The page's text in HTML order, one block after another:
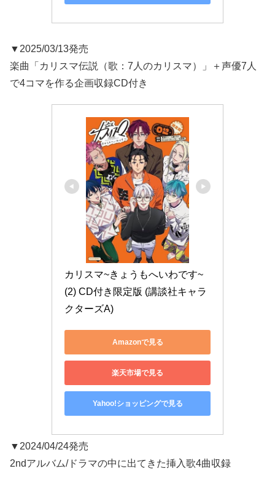
▼2025/03/13発売
楽曲「カリスマ伝説（歌：7人のカリスマ）」＋声優7人
で4コマを作る企画収録CD付き
カリスマ~きょうもへいわです~
(2) CD付き限定版 (講談社キャラ
クターズA)
Amazonで見る
楽天市場で見る
Yahoo!ショッピングで見る
▼2024/04/24発売
2ndアルバム/ドラマの中に出てきた挿入歌4曲収録